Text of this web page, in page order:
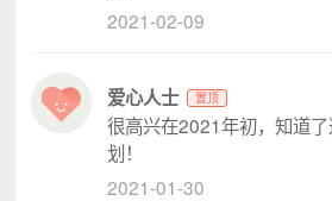
2021-02-09
爱心人士 置顶
很高兴在2021年初，知道
划！
2021-01-30